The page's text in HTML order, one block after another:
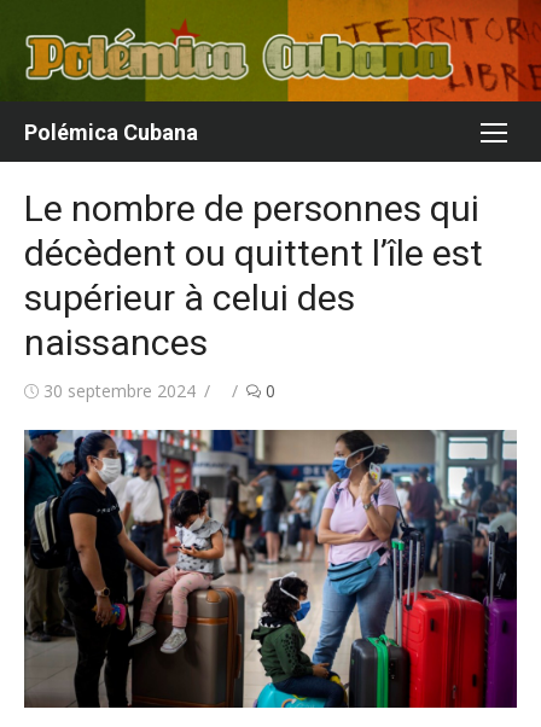
contenu
Polémica Cubana
Le nombre de personnes qui
décèdent ou quittent l’île est
supérieur à celui des
naissances
Publié30 septembre 2024 Auteur/autrice
0